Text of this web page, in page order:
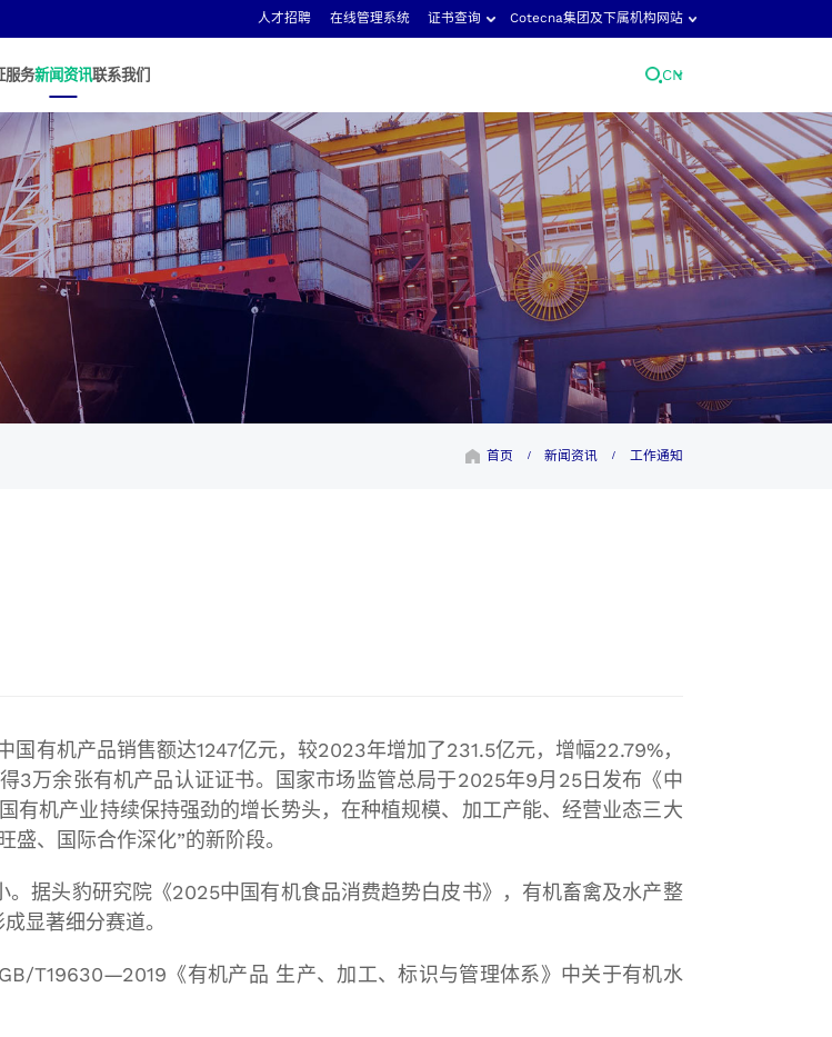
人才招聘 在线管理系统 证书查询 Cotecna集团及下属机构网站
服务新闻资讯联系我们 CN
Cotecna集团
Cotecna中国
ACT实验室
Agronómica实验室
AGS实验室
Cotecna消费品
Cotecna日本
Cotecna荷兰实验室
Cotecna马来西亚
Cotecna中东
Cotecna泰国
Fitosoil实验室
GeoChem实验室
检创检测
Neotron实验室
Shiva实验室
Suolo e Salute
首页 / 新闻资讯 / 工作通知
有机产品销售额达1247亿元，较2023年增加了231.5亿元，增幅22.79%，
3万余张有机产品认证证书。国家市场监管总局于2025年9月25日发布《中
有机产业持续保持强劲的增长势头，在种植规模、加工产能、经营业态三大
、国际合作深化”的新阶段。
据头豹研究院《2025中国有机食品消费趋势白皮书》，有机畜禽及水产整
显著细分赛道。
T19630—2019《有机产品 生产、加工、标识与管理体系》中关于有机水